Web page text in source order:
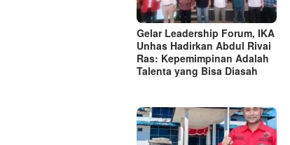
Gelar Leadership Forum, IKA
Unhas Hadirkan Abdul Rivai
Ras: Kepemimpinan Adalah
Talenta yang Bisa Diasah